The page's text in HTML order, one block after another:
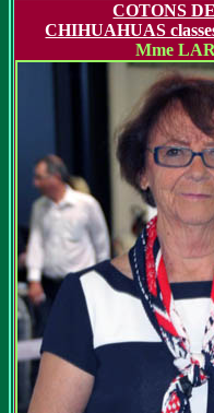
COTONS
CHIHUAHUAS
Mme